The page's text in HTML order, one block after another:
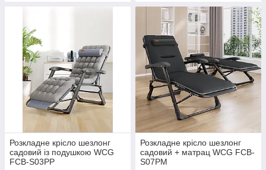
Розкладне крісло шезлонг
садовий із подушкою WCG
FCB-S03PP
Розкладне крісло шезлонг
садовий + матрац WCG FCB-
S07PM